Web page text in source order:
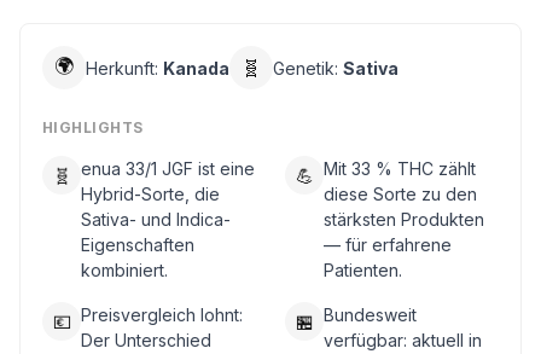
🌍 Herkunft: Kanada 🧬 Genetik: Sativa
HIGHLIGHTS
🧬
enua 33/1 JGF ist eine
Hybrid-Sorte, die
Sativa- und Indica-
Eigenschaften
kombiniert.
💪 Mit 33 % THC zählt
diese Sorte zu den
stärksten Produkten
— für erfahrene
Patienten.
💶 Preisvergleich lohnt:
Der Unterschied
🏪 Bundesweit
verfügbar: aktuell in